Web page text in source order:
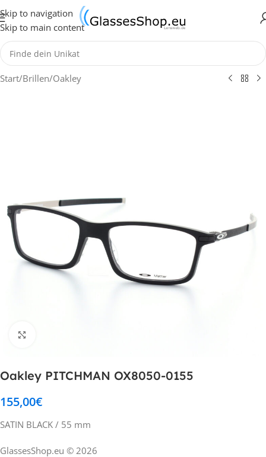
Skip to navigation
Skip to main content
Start/Brillen/Oakley
Oakley PITCHMAN OX8050-0155
155,00€
SATIN BLACK / 55 mm
GlassesShop.eu © 2026